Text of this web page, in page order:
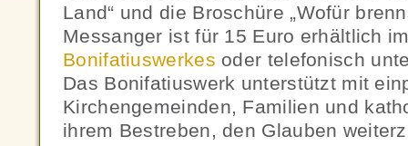
Land“ und die Broschüre „Wofür
Messanger ist für 15 Euro erhältlich
Bonifatiuswerkes oder telefonisch
Das Bonifatiuswerk unterstützt mit
Kirchengemeinden, Familien und
ihrem Bestreben, den Glauben